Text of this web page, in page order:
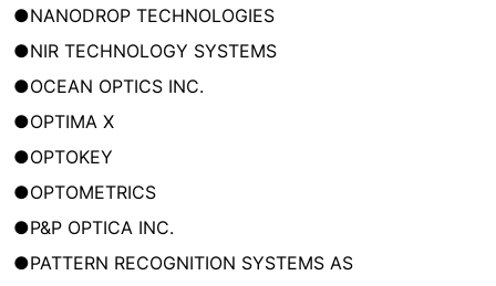
●NANODROP TECHNOLOGIES
●NIR TECHNOLOGY SYSTEMS
●OCEAN OPTICS INC.
●OPTIMA X
●OPTOKEY
●OPTOMETRICS
●P&P OPTICA INC.
●PATTERN RECOGNITION SYSTEMS AS